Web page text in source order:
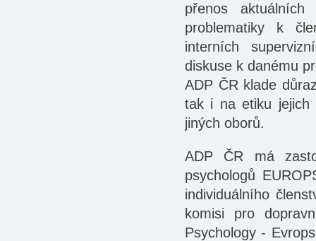
přenos
problematiky k
interních
diskuse k danému
ADP ČR klade
tak i na etiku jejich
jiných oborů.
ADP ČR má
psychologů
individuálního
komisi pro
Psychology -